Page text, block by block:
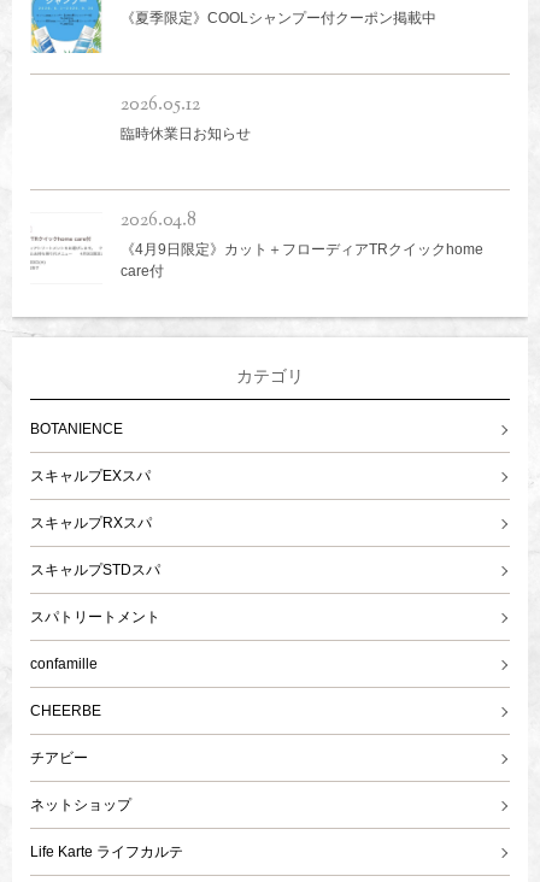
《夏季限定》COOLシャンプー付クーポン掲載中
2026.05.12
臨時休業日お知らせ
2026.04.8
《4月9日限定》カット＋フローディアTRクイックhome
care付
カテゴリ
BOTANIENCE
スキャルプEXスパ
スキャルプRXスパ
スキャルプSTDスパ
スパトリートメント
confamille
CHEERBE
チアビー
ネットショップ
Life Karte ライフカルテ